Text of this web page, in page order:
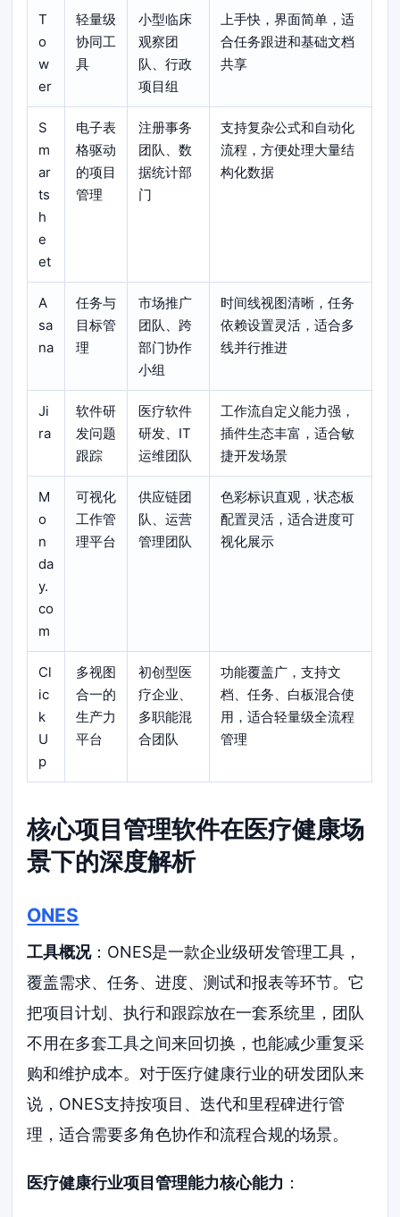
T
o
w
er
轻量级
协同工
具
小型临床
观察团
队、行政
项目组
上手快，界面简单，适
合任务跟进和基础文档
共享
S
m
ar
ts
h
e
et
电子表
格驱动
的项目
管理
注册事务
团队、数
据统计部
门
支持复杂公式和自动化
流程，方便处理大量结
构化数据
A
sa
na
任务与
目标管
理
市场推广
团队、跨
部门协作
小组
时间线视图清晰，任务
依赖设置灵活，适合多
线并行推进
Ji
ra
软件研
发问题
跟踪
医疗软件
研发、IT
运维团队
工作流自定义能力强，
插件生态丰富，适合敏
捷开发场景
M
o
n
da
y.
co
m
可视化
工作管
理平台
供应链团
队、运营
管理团队
色彩标识直观，状态板
配置灵活，适合进度可
视化展示
Cl
ic
k
U
p
多视图
合一的
生产力
平台
初创型医
疗企业、
多职能混
合团队
功能覆盖广，支持文
档、任务、白板混合使
用，适合轻量级全流程
管理
核心项目管理软件在医疗健康场
景下的深度解析
ONES
工具概况：ONES是一款企业级研发管理工具，
覆盖需求、任务、进度、测试和报表等环节。它
把项目计划、执行和跟踪放在一套系统里，团队
不用在多套工具之间来回切换，也能减少重复采
购和维护成本。对于医疗健康行业的研发团队来
说，ONES支持按项目、迭代和里程碑进行管
理，适合需要多角色协作和流程合规的场景。
医疗健康行业项目管理能力核心能力 ：